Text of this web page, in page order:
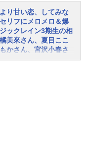
り甘い恋、してみな
リフにメロメロ＆爆
ックレイン3期生の相
美來さん、夏目ここ
かさん、宮沢小春さ
荘3号館〜にゃんと楽